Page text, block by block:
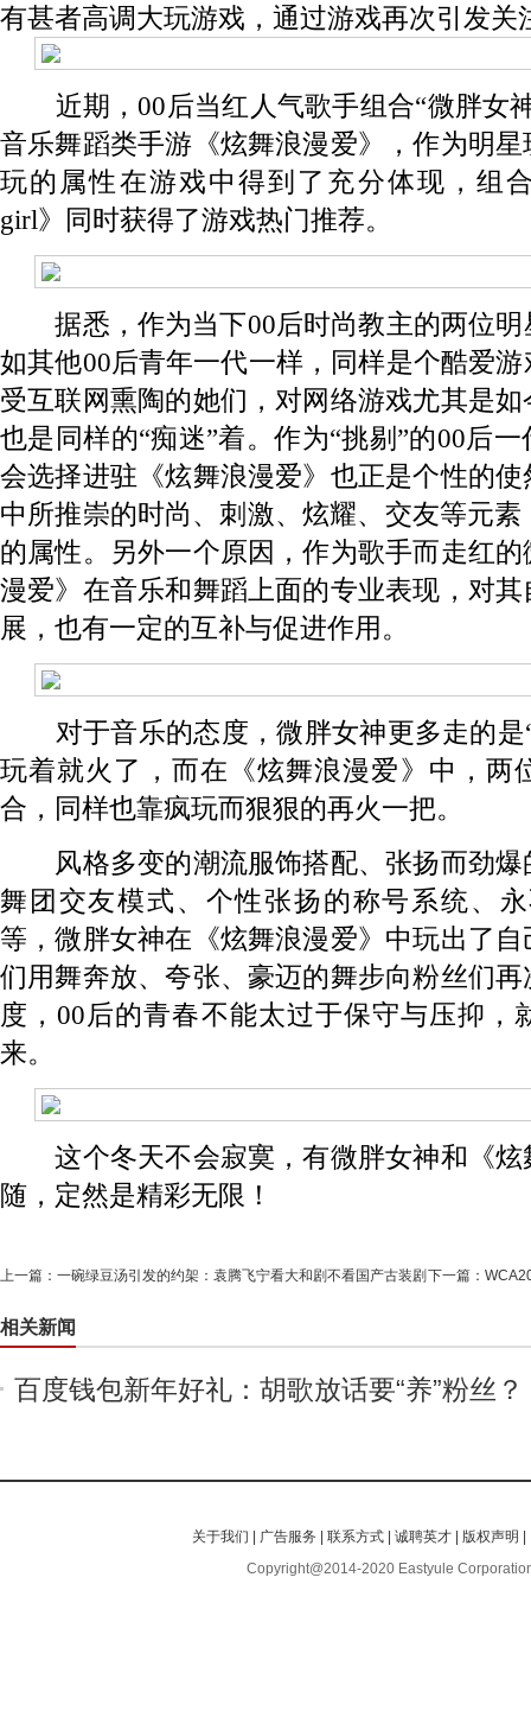
有甚者高调大玩游戏，通过游戏再次引发关
近期，00后当红人气歌手组合“微胖女
音乐舞蹈类手游《炫舞浪漫爱》，作为明
玩的属性在游戏中得到了充分体现，组
girl》同时获得了游戏热门推荐。
据悉，作为当下00后时尚教主的两位明
如其他00后青年一代一样，同样是个酷爱
受互联网熏陶的她们，对网络游戏尤其是
也是同样的“痴迷”着。作为“挑剔”的00后
会选择进驻《炫舞浪漫爱》也正是个性的
中所推崇的时尚、刺激、炫耀、交友等元
的属性。另外一个原因，作为歌手而走红
漫爱》在音乐和舞蹈上面的专业表现，对
展，也有一定的互补与促进作用。
对于音乐的态度，微胖女神更多走的是
玩着就火了，而在《炫舞浪漫爱》中，两
合，同样也靠疯玩而狠狠的再火一把。
风格多变的潮流服饰搭配、张扬而劲爆
舞团交友模式、个性张扬的称号系统、
等，微胖女神在《炫舞浪漫爱》中玩出了
们用舞奔放、夸张、豪迈的舞步向粉丝们
度，00后的青春不能太过于保守与压抑，
来。
这个冬天不会寂寞，有微胖女神和《炫
随，定然是精彩无限！
上一篇： 一碗绿豆汤引发的约架：袁腾飞宁看大和剧不看国产古装剧下一篇：
相关新闻
百度钱包新年好礼：胡歌放话要“养”粉丝？
关于我们 | 广告服务 |联系方式 |诚聘英才 | 版权声明 |
Copyright@2014-2020 Eastyule